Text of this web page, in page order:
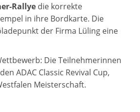
Rallye die korrekte
in ihre Bordkarte. Die
der Firma Lüling eine
Die Teilnehmerinnen
ADAC Classic Revival Cup,
Meisterschaft.